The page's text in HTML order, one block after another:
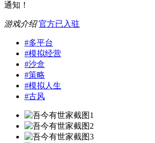
通知！
游戏介绍 官方已入驻
#多平台
#模拟经营
#沙盒
#策略
#模拟人生
#古风